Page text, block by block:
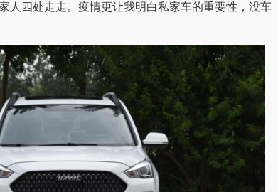
人四处走走。疫情更让我明白私家车的重要性，没车